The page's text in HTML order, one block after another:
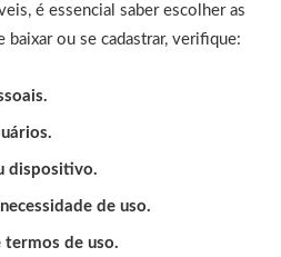
é essencial saber escolher as
baixar ou se cadastrar, verifique:
dispositivo.
de uso.
de uso.